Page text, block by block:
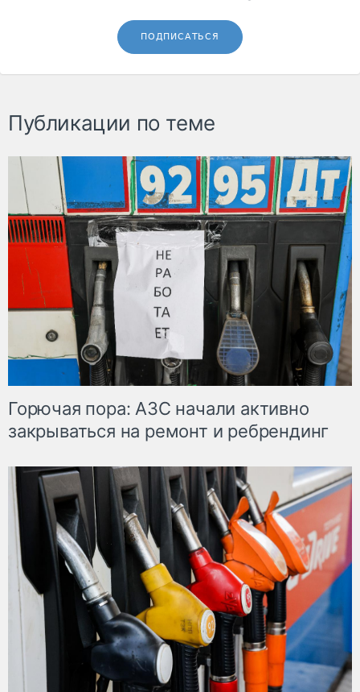
ПОДПИСАТЬСЯ
Публикации по теме
Горючая пора: АЗС начали активно
закрываться на ремонт и ребрендинг